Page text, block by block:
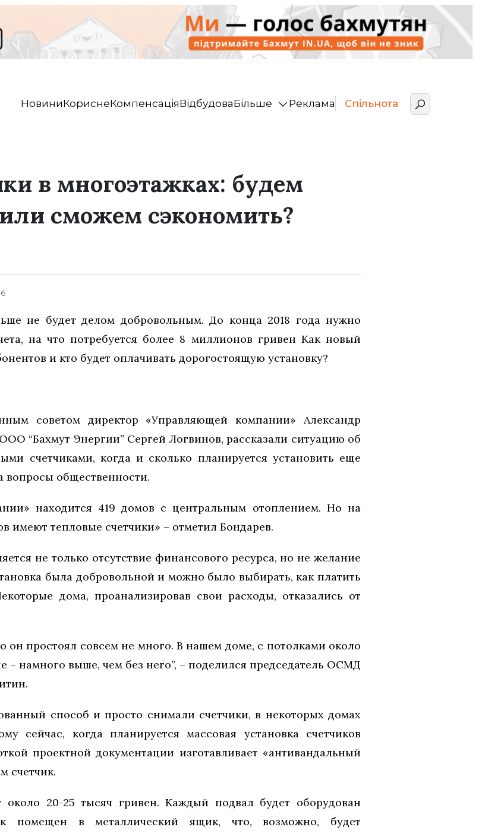
НовиниКориснеКомпенсаціяВідбудоваБільше Реклама Спільнота
в многоэтажках: будем
сможем сэкономить?
не будет делом добровольным. До конца 2018 года нужно
на что потребуется более 8 миллионов гривен Как новый
и кто будет оплачивать дорогостоящую установку?
советом директор «Управляющей компании» Александр
“Бахмут Энергии” Сергей Логвинов, рассказали ситуацию об
счетчиками, когда и сколько планируется установить еще
вопросы общественности.
находится 419 домов с центральным отоплением. Но на
имеют тепловые счетчики» – отметил Бондарев.
не только отсутствие финансового ресурса, но не желание
была добровольной и можно было выбирать, как платить
дома, проанализировав свои расходы, отказались от
он простоял совсем не много. В нашем доме, с потолками около
– намного выше, чем без него”, – поделился председатель ОСМД
способ и просто снимали счетчики, в некоторых домах
сейчас, когда планируется массовая установка счетчиков
проектной документации изготавливает «антивандальный
счетчик.
около 20-25 тысяч гривен. Каждый подвал будет оборудован
помещен в металлический ящик, что, возможно, будет